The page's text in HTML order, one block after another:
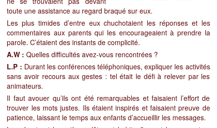
toute une assistance au regard braqué sur eux.
Les plus timides d’entre eux chuchotaient les réponses et les
commentaires aux parents qui les encourageaient à prendre la
parole. C’étaient des instants de complicité.
A.W : Quelles difficultés avez-vous rencontrées ?
L.P : Durant les conférences téléphoniques, expliquer les activités
sans avoir recours aux gestes : tel était le défi à relever par les
animateurs.
Il faut avouer qu’ils ont été remarquables et faisaient l’effort de
trouver les mots justes. Ils étaient inspirés et faisaient preuve de
patience, laissant le temps aux enfants d’accueillir les messages.